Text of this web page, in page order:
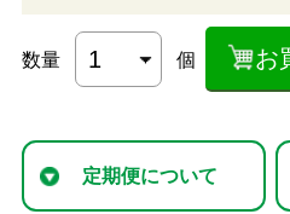
数量 個 お
定期便について